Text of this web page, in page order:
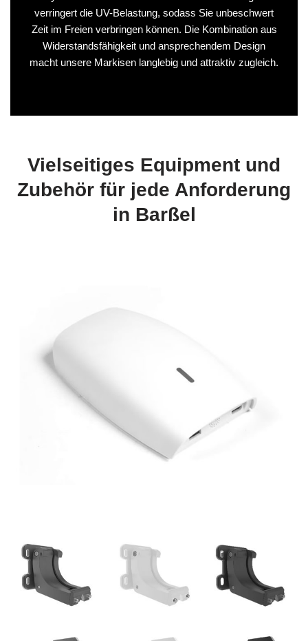
verringert die UV-Belastung, sodass Sie unbeschwert
Zeit im Freien verbringen können. Die Kombination aus
Widerstandsfähigkeit und ansprechendem Design
macht unsere Markisen langlebig und attraktiv zugleich.
Vielseitiges Equipment und
Zubehör für jede Anforderung
in Barßel